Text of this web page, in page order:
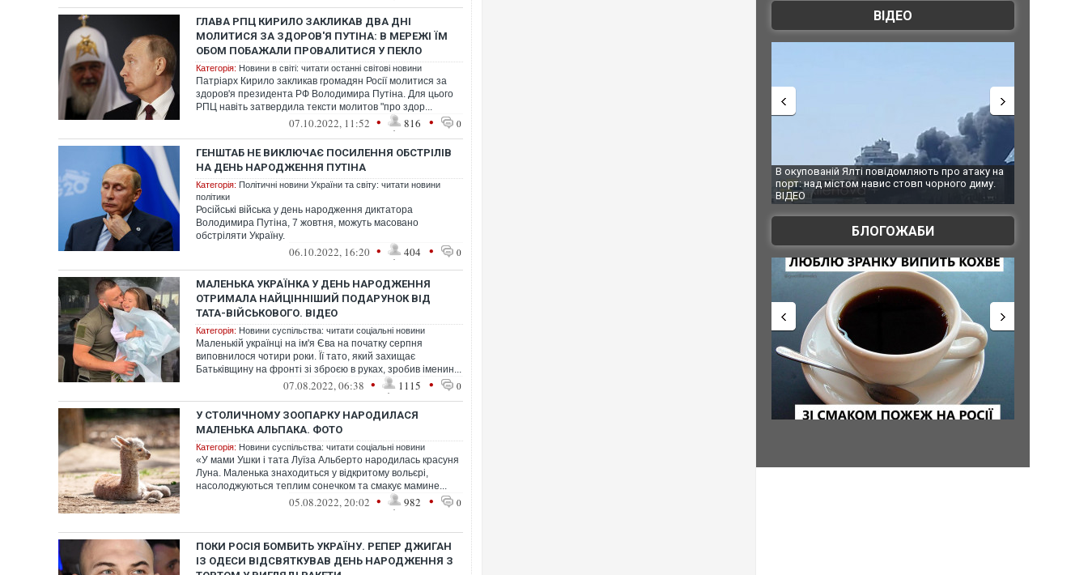
ГЛАВА РПЦ КИРИЛО ЗАКЛИКАВ ДВА ДНІ
МОЛИТИСЯ ЗА ЗДОРОВ'Я ПУТІНА: В МЕРЕЖІ ЇМ
ОБОМ ПОБАЖАЛИ ПРОВАЛИТИСЯ У ПЕКЛО
Категорія: Новини в світі: читати останні світові новини
Патріарх Кирило закликав громадян Росії молитися за
здоров'я президента РФ Володимира Путіна. Для цього
РПЦ навіть затвердила тексти молитов "про здор...
07.10.2022, 11:52 • 816 • 0
ГЕНШТАБ НЕ ВИКЛЮЧАЄ ПОСИЛЕННЯ ОБСТРІЛІВ
НА ДЕНЬ НАРОДЖЕННЯ ПУТІНА
Категорія: Політичні новини України та світу: читати новини
політики
Російські війська у день народження диктатора
Володимира Путіна, 7 жовтня, можуть масовано
обстріляти Україну.
06.10.2022, 16:20 • 404 • 0
МАЛЕНЬКА УКРАЇНКА У ДЕНЬ НАРОДЖЕННЯ
ОТРИМАЛА НАЙЦІННІШИЙ ПОДАРУНОК ВІД
ТАТА-ВІЙСЬКОВОГО. ВІДЕО
Категорія: Новини суспільства: читати соціальні новини
Маленькій українці на ім'я Єва на початку серпня
виповнилося чотири роки. Її тато, який захищає
Батьківщину на фронті зі зброєю в руках, зробив іменин...
07.08.2022, 06:38 • 1115 • 0
У СТОЛИЧНОМУ ЗООПАРКУ НАРОДИЛАСЯ
МАЛЕНЬКА АЛЬПАКА. ФОТО
Категорія: Новини суспільства: читати соціальні новини
«У мами Ушки і тата Луїза Альберто народилась красуня
Луна. Маленька знаходиться у відкритому вольєрі,
насолоджуються теплим сонечком та смакує мамине...
05.08.2022, 20:02 • 982 • 0
ПОКИ РОСІЯ БОМБИТЬ УКРАЇНУ. РЕПЕР ДЖИГАН
ІЗ ОДЕСИ ВІДСВЯТКУВАВ ДЕНЬ НАРОДЖЕННЯ З
ВІДЕО
В окупованій Ялті повідомляють про атаку на
порт: над містом навис стовп чорного диму.
За 2000 кілометрів від кордону з Україною: в
Єкатеринбурзі після атаки дронів загорівся
склад Wildberries. ФОТО. ВІДЕО
БЛОГОЖАБИ